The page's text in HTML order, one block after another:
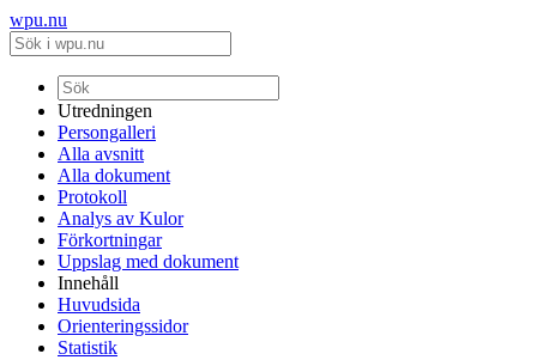
wpu.nu
Utredningen
Persongalleri
Alla avsnitt
Alla dokument
Protokoll
Analys av Kulor
Förkortningar
Uppslag med dokument
Innehåll
Huvudsida
Orienteringssidor
Statistik